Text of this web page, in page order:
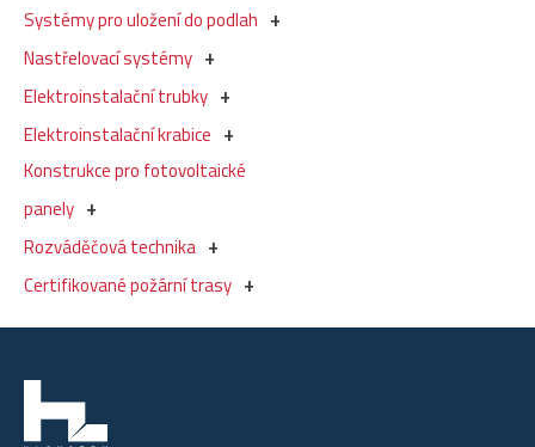
Systémy pro uložení do podlah
Nastřelovací systémy
Elektroinstalační trubky
Elektroinstalační krabice
Konstrukce pro fotovoltaické
panely
Rozváděčová technika
Certifikované požární trasy